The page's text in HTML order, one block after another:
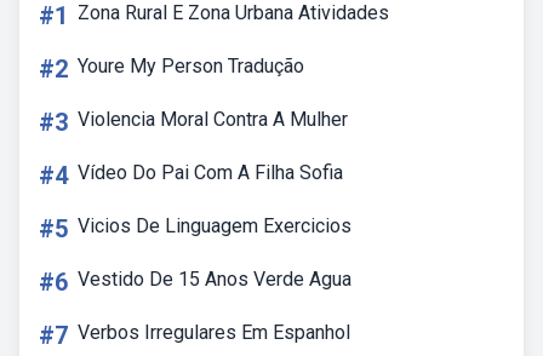
#1 Zona Rural E Zona Urbana Atividades
#2 Youre My Person Tradução
#3 Violencia Moral Contra A Mulher
#4 Vídeo Do Pai Com A Filha Sofia
#5 Vicios De Linguagem Exercicios
#6 Vestido De 15 Anos Verde Agua
#7 Verbos Irregulares Em Espanhol